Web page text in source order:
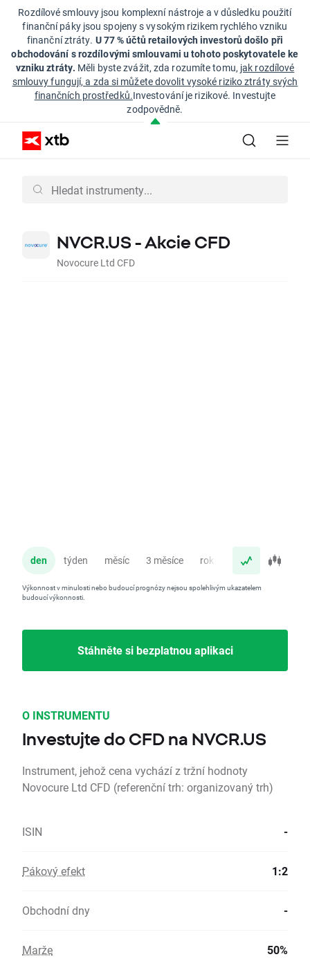
Rozdílové smlouvy jsou komplexní nástroje a v důsledku použití
finanční páky jsou spojeny s vysokým rizikem rychlého vzniku
finanční ztráty. U 77 % účtů retailových investorů došlo při
obchodování s rozdílovými smlouvami u tohoto poskytovatele ke
vzniku ztráty. Měli byste zvážit, zda rozumíte tomu, jak rozdílové
smlouvy fungují, a zda si můžete dovolit vysoké riziko ztráty svých
finančních prostředků.Investování je rizikové. Investujte
zodpovědně.
NVCR.US - Akcie CFD
Novocure Ltd CFD
den týden měsíc 3 měsíce rok
Výkonnost v minulosti nebo budoucí prognózy nejsou spolehlivým ukazatelem
budoucí výkonnosti.
Stáhněte si bezplatnou aplikaci
O INSTRUMENTU
Investujte do CFD na NVCR.US
Instrument, jehož cena vychází z tržní hodnoty
Novocure Ltd CFD (referenční trh: organizovaný trh)
ISIN -
Pákový efekt 1:2
Obchodní dny -
Marže 50%